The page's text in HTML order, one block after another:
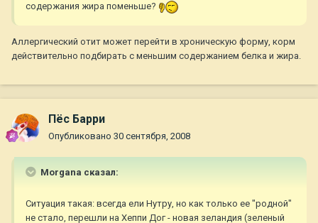
содержания жира поменьше?
Аллергический отит может перейти в хроническую форму, корм
действительно подбирать с меньшим содержанием белка и жира.
Пёс Барри
Опубликовано 30 сентября, 2008
Morgana сказал:
Ситуация такая: всегда ели Нутру, но как только ее "родной"
не стало, перешли на Хеппи Дог - новая зеландия (зеленый